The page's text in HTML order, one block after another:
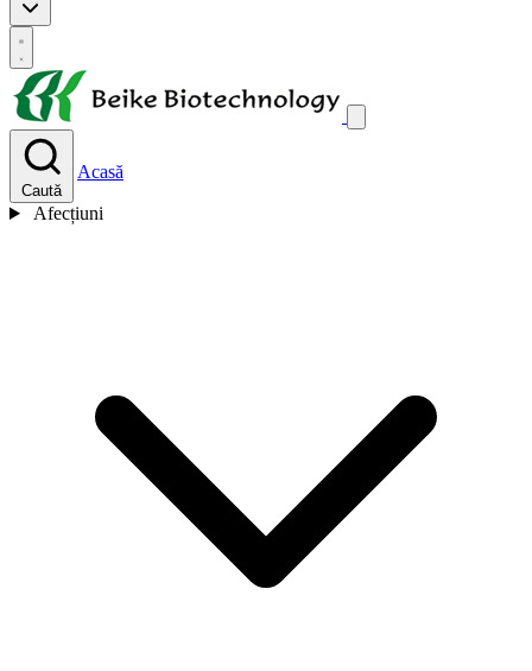
Caută
Acasă
Afecțiuni